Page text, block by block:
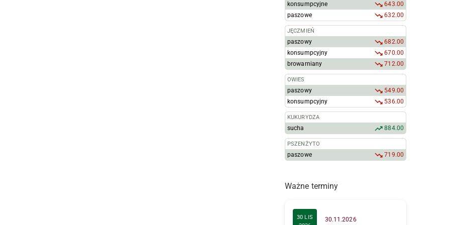
konsumpcyjne
643.00
paszowe
632.00
JĘCZMIEŃ
paszowy
682.00
konsumpcyjny
670.00
browarniany
712.00
OWIES
paszowy
549.00
konsumpcyjny
536.00
KUKURYDZA
sucha 884.00
PSZENŻYTO
paszowe 719.00
Ważne terminy
30 LIS
30.11.2026